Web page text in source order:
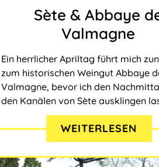
Sète & Abbaye
Valmagne
Ein herrlicher Apriltag führt mich
zum historischen Weingut Abbaye
Valmagne, bevor ich den
den Kanälen von Sète ausklingen
WEITERLESEN